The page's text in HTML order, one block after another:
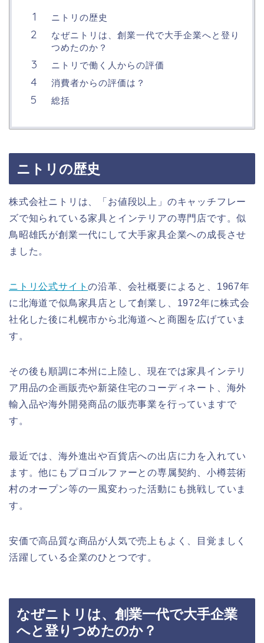
ニトリの歴史
なぜニトリは、創業一代で大手企業へと登り
つめたのか？
ニトリで働く人からの評価
消費者からの評価は？
総括
ニトリの歴史
株式会社ニトリは、「お値段以上」のキャッチフレー
ズで知られている家具とインテリアの専門店です。似
鳥昭雄氏が創業一代にして大手家具企業への成長させ
ました。
ニトリ公式サイトの沿革、会社概要によると、1967年
に北海道で似鳥家具店として創業し、1972年に株式会
社化した後に札幌市から北海道へと商圏を広げていま
す。
その後も順調に本州に上陸し、現在では家具インテリ
ア用品の企画販売や新築住宅のコーディネート、海外
輸入品や海外開発商品の販売事業を行っていますで
す。
最近では、海外進出や百貨店への出店に力を入れてい
ます。他にもプロゴルファーとの専属契約、小樽芸術
村のオープン等の一風変わった活動にも挑戦していま
す。
安価で高品質な商品が人気で売上もよく、目覚ましく
活躍している企業のひとつです。
なぜニトリは、創業一代で大手企業
へと登りつめたのか？